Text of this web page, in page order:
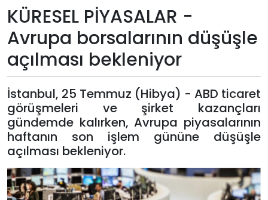
Künye
Giriş
Yap
KÜRESEL PİYASALAR -
Avrupa borsalarının düşüşle
açılması bekleniyor
İstanbul, 25 Temmuz (Hibya) - ABD ticaret
görüşmeleri ve şirket kazançları
gündemde kalırken, Avrupa piyasalarının
haftanın son işlem gününe düşüşle
açılması bekleniyor.